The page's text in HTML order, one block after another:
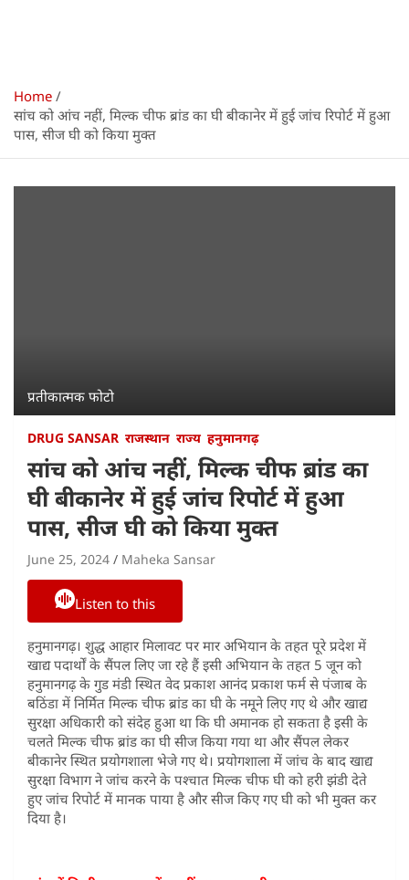
Home
सांच को आंच नहीं, मिल्क चीफ ब्रांड का घी बीकानेर में हुई जांच रिपोर्ट में हुआ
पास, सीज घी को किया मुक्त
प्रतीकात्मक फोटो
DRUG SANSAR राजस्थान राज्य हनुमानगढ़
सांच को आंच नहीं, मिल्क चीफ ब्रांड का
घी बीकानेर में हुई जांच रिपोर्ट में हुआ
पास, सीज घी को किया मुक्त
June 25, 2024 Maheka Sansar
Listen to this
हनुमानगढ़। शुद्ध आहार मिलावट पर मार अभियान के तहत पूरे प्रदेश में
खाद्य पदार्थों के सैंपल लिए जा रहे हैं इसी अभियान के तहत 5 जून को
हनुमानगढ़ के गुड मंडी स्थित वेद प्रकाश आनंद प्रकाश फर्म से पंजाब के
बठिंडा में निर्मित मिल्क चीफ ब्रांड का घी के नमूने लिए गए थे और खाद्य
सुरक्षा अधिकारी को संदेह हुआ था कि घी अमानक हो सकता है इसी के
चलते मिल्क चीफ ब्रांड का घी सीज किया गया था और सैंपल लेकर
बीकानेर स्थित प्रयोगशाला भेजे गए थे। प्रयोगशाला में जांच के बाद खाद्य
सुरक्षा विभाग ने जांच करने के पश्चात मिल्क चीफ घी को हरी झंडी देते
हुए जांच रिपोर्ट में मानक पाया है और सीज किए गए घी को भी मुक्त कर
दिया है।